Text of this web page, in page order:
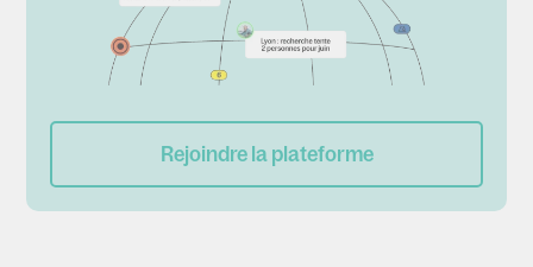
Rejoindre la plateforme